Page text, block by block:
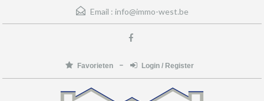
Email : info@immo-west.be
Favorieten Login / Register